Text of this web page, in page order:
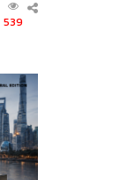
539